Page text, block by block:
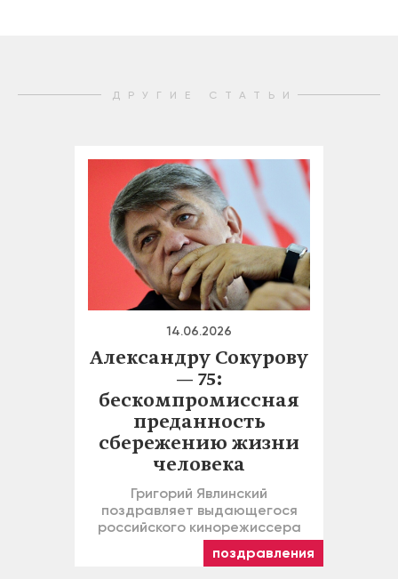
ДРУГИЕ СТАТЬИ
14.06.2026
Александру Сокурову
— 75:
бескомпромиссная
преданность
сбережению жизни
человека
Григорий Явлинский
поздравляет выдающегося
российского кинорежиссера
поздравления